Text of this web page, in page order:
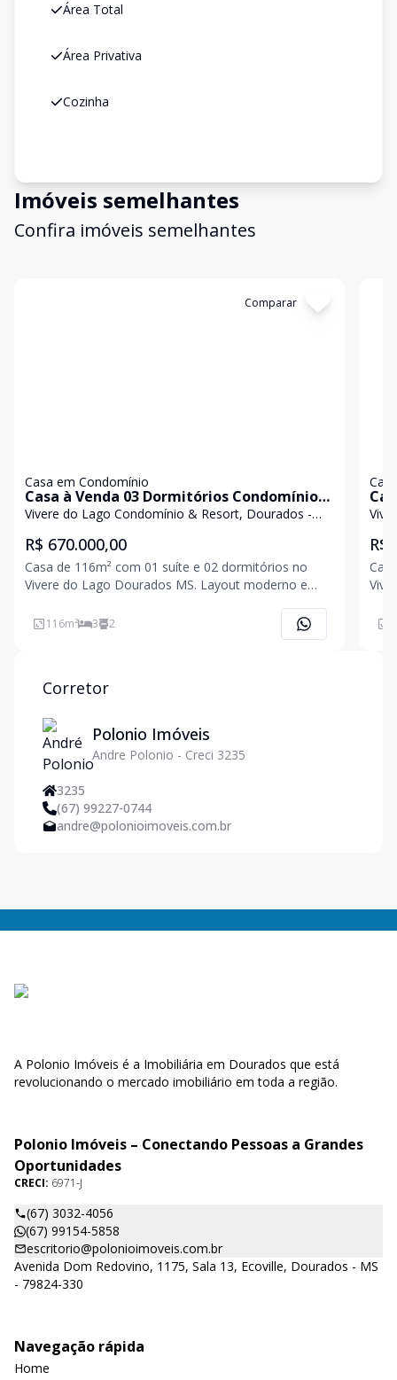
Área Total
Área Privativa
Cozinha
Imóveis semelhantes
Confira imóveis semelhantes
Comparar
Casa em Condomínio
Casa à Venda 03 Dormitórios Condomínio
Fechado Vivere do Lago
Vivere do Lago Condomínio & Resort, Dourados -
R$ 670.000,00
Casa de 116m² com 01 suíte e 02 dormitórios no
Vivere do Lago Dourados MS. Layout moderno e
planta bem distribuídas.
116m² 3 2
R$
Vivere
Corretor
Polonio Imóveis
Andre Polonio - Creci 3235
3235
(67) 99227-0744
andre@polonioimoveis.com.br
A Polonio Imóveis é a Imobiliária em Dourados que está
revolucionando o mercado imobiliário em toda a região.
Polonio Imóveis – Conectando Pessoas a Grandes
Oportunidades
CRECI: 6971-J
(67) 3032-4056
(67) 99154-5858
escritorio@polonioimoveis.com.br
Avenida Dom Redovino, 1175, Sala 13, Ecoville, Dourados - MS
- 79824-330
Navegação rápida
Home